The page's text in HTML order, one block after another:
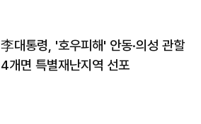
李대통령, '호우피해' 안동·의성 관할
4개면 특별재난지역 선포